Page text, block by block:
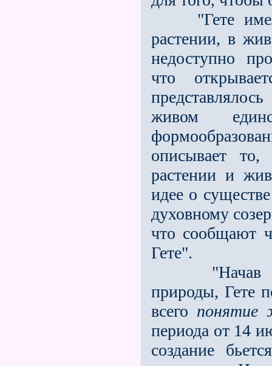
"Гете имел
растении, в
недоступно
что
живом
описывает
растении и
идее о
духовному
что сообщают
Гете".
"Начав
природы, Гете
всего понятие
периода от 14
создание